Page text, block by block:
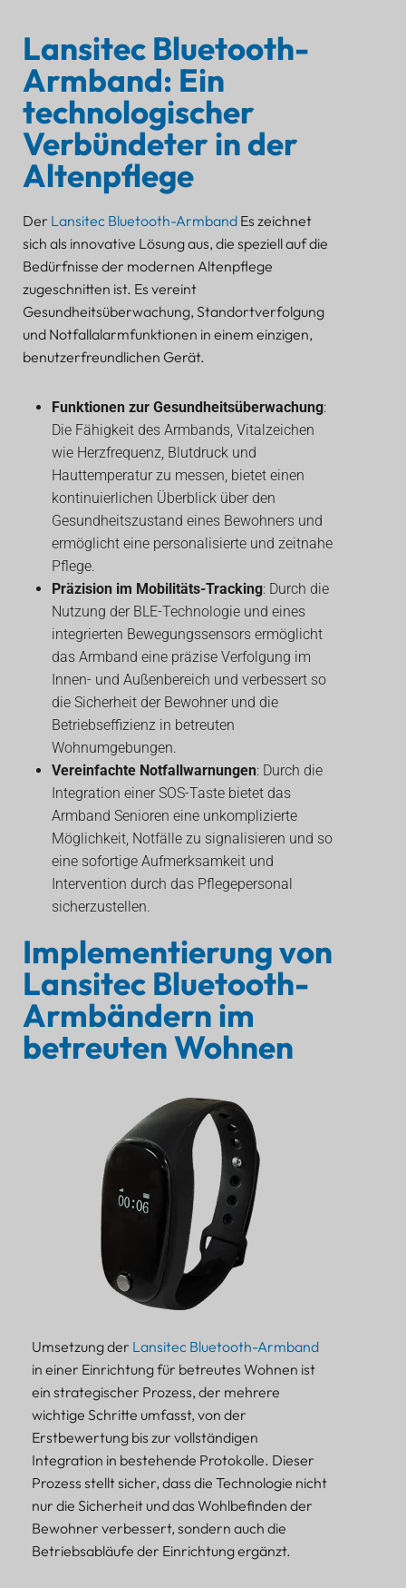
Lansitec Bluetooth-
Armband: Ein
technologischer
Verbündeter in der
Altenpflege
Der Lansitec Bluetooth-Armband Es zeichnet
sich als innovative Lösung aus, die speziell auf die
Bedürfnisse der modernen Altenpflege
zugeschnitten ist. Es vereint
Gesundheitsüberwachung, Standortverfolgung
und Notfallalarmfunktionen in einem einzigen,
benutzerfreundlichen Gerät.
Funktionen zur Gesundheitsüberwachung:
Die Fähigkeit des Armbands, Vitalzeichen
wie Herzfrequenz, Blutdruck und
Hauttemperatur zu messen, bietet einen
kontinuierlichen Überblick über den
Gesundheitszustand eines Bewohners und
ermöglicht eine personalisierte und zeitnahe
Pflege.
Präzision im Mobilitäts-Tracking: Durch die
Nutzung der BLE-Technologie und eines
integrierten Bewegungssensors ermöglicht
das Armband eine präzise Verfolgung im
Innen- und Außenbereich und verbessert so
die Sicherheit der Bewohner und die
Betriebseffizienz in betreuten
Wohnumgebungen.
Vereinfachte Notfallwarnungen: Durch die
Integration einer SOS-Taste bietet das
Armband Senioren eine unkomplizierte
Möglichkeit, Notfälle zu signalisieren und so
eine sofortige Aufmerksamkeit und
Intervention durch das Pflegepersonal
sicherzustellen.
Implementierung von
Lansitec Bluetooth-
Armbändern im
betreuten Wohnen
Umsetzung der Lansitec Bluetooth-Armband
in einer Einrichtung für betreutes Wohnen ist
ein strategischer Prozess, der mehrere
wichtige Schritte umfasst, von der
Erstbewertung bis zur vollständigen
Integration in bestehende Protokolle. Dieser
Prozess stellt sicher, dass die Technologie nicht
nur die Sicherheit und das Wohlbefinden der
Bewohner verbessert, sondern auch die
Betriebsabläufe der Einrichtung ergänzt.